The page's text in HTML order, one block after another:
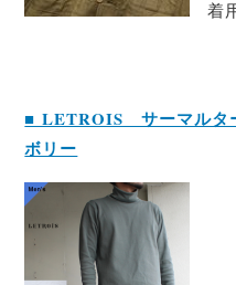
着
■ LETROIS サーマル
ボリー